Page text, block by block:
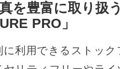
を豊富に取り扱
PRO」
に利用できるストッ